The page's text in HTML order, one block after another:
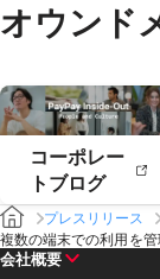
オウンド
コーポレー
トブログ
プレスリリース
複数の端末での利用を
会社概要